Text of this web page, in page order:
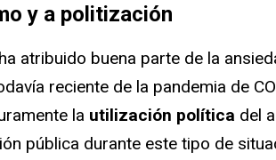
y a politización
atribuido buena parte de la
reciente de la pandemia de
la utilización política del
pública durante este tipo de